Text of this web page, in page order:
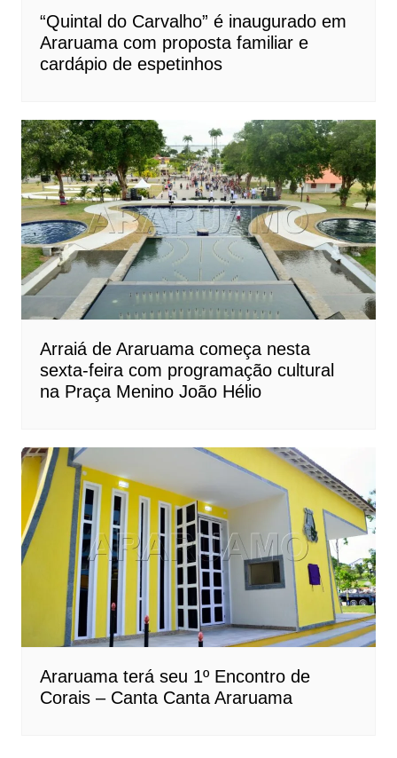
“Quintal do Carvalho” é inaugurado em
Araruama com proposta familiar e
cardápio de espetinhos
Arraiá de Araruama começa nesta
sexta-feira com programação cultural
na Praça Menino João Hélio
Araruama terá seu 1º Encontro de
Corais – Canta Canta Araruama